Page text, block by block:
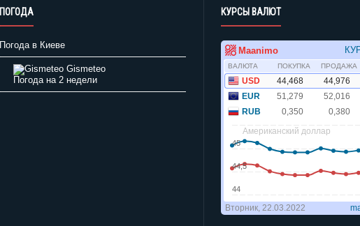
ПОГОДА
Погода в Киеве
Gismeteo
Погода на 2 недели
КУРСЫ ВАЛЮТ